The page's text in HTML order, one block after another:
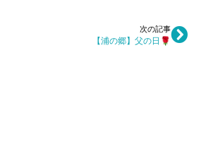
次の記事
【浦の郷】父の日🌹